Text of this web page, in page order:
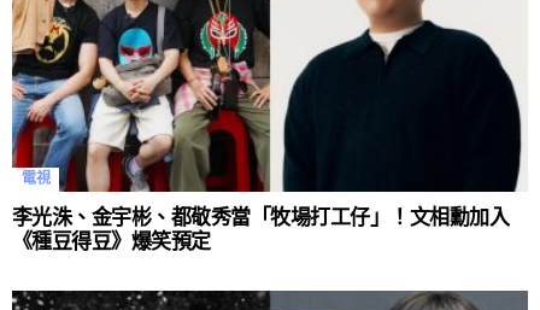
電視
李光洙、金宇彬、都敬秀當「牧場打工仔」！文相勳加入
《種豆得豆》爆笑預定